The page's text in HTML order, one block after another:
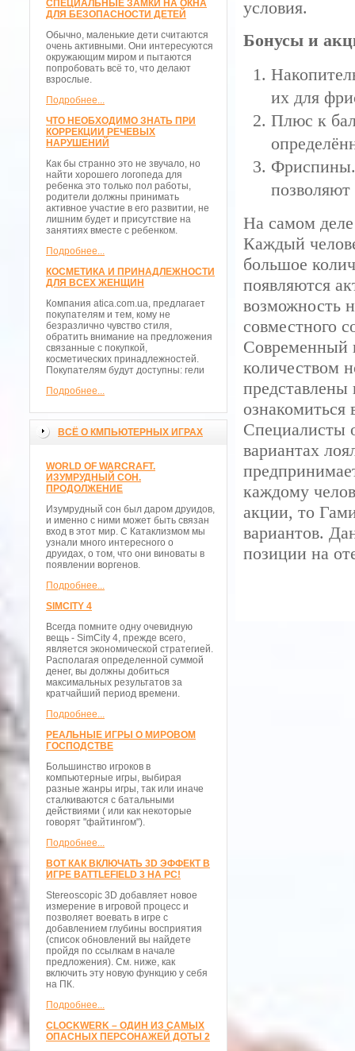
СПЕЦИАЛЬНЫЕ ЗАМКИ НА ОКНА
ДЛЯ БЕЗОПАСНОСТИ ДЕТЕЙ
Обычно, маленькие дети считаются
очень активными. Они интересуются
окружающим миром и пытаются
попробовать всё то, что делают
взрослые.
Подробнее...
ЧТО НЕОБХОДИМО ЗНАТЬ ПРИ
КОРРЕКЦИИ РЕЧЕВЫХ
НАРУШЕНИЙ
Как бы странно это не звучало, но
найти хорошего логопеда для
ребенка это только пол работы,
родители должны принимать
активное участие в его развитии, не
лишним будет и присутствие на
занятиях вместе с ребенком.
Подробнее...
КОСМЕТИКА И ПРИНАДЛЕЖНОСТИ
ДЛЯ ВСЕХ ЖЕНЩИН
Компания atica.com.ua, предлагает
покупателям и тем, кому не
безразлично чувство стиля,
обратить внимание на предложения
связанные с покупкой,
косметических принадлежностей.
Покупателям будут доступны: гели
Подробнее...
ВСЁ О КМПЬЮТЕРНЫХ ИГРАХ
WORLD OF WARCRAFT.
ИЗУМРУДНЫЙ СОН.
ПРОДОЛЖЕНИЕ
Изумрудный сон был даром друидов,
и именно с ними может быть связан
вход в этот мир. С Катаклизмом мы
узнали много интересного о
друидах, о том, что они виноваты в
появлении воргенов.
Подробнее...
SIMCITY 4
Всегда помните одну очевидную
вещь - SimCity 4, прежде всего,
является экономической стратегией.
Располагая определенной суммой
денег, вы должны добиться
максимальных результатов за
кратчайший период времени.
Подробнее...
РЕАЛЬНЫЕ ИГРЫ О МИРОВОМ
ГОСПОДСТВЕ
Большинство игроков в
компьютерные игры, выбирая
разные жанры игры, так или иначе
сталкиваются с батальными
действиями ( или как некоторые
говорят "файтингом").
Подробнее...
ВОТ КАК ВКЛЮЧАТЬ 3D ЭФФЕКТ В
ИГРЕ BATTLEFIELD 3 НА PC!
Stereoscopic 3D добавляет новое
измерение в игровой процесс и
позволяет воевать в игре с
добавлением глубины восприятия
(список обновлений вы найдете
пройдя по ссылкам в начале
предложения). См. ниже, как
включить эту новую функцию у себя
на ПК.
Подробнее...
CLOCKWERK – ОДИН ИЗ САМЫХ
ОПАСНЫХ ПЕРСОНАЖЕЙ ДОТЫ 2
условия.
Бонусы и
их для
Плюс к
Фриспины.
позволяют
На самом деле
Каждый
большое
появляются
возможность
совместного
Современный
количеством
ознакомиться
Специалисты
вариантах
каждому
акции, то
вариантов.
позиции на